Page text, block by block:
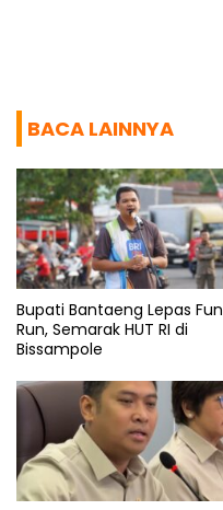
BACA LAINNYA
Bupati Bantaeng Lepas Fun
Run, Semarak HUT RI di
Bissampole